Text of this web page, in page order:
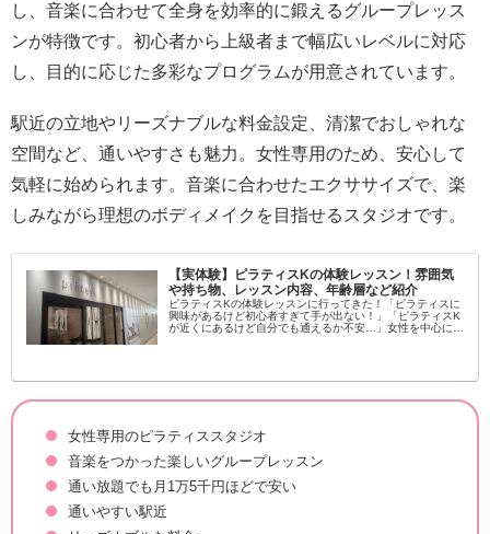
し、音楽に合わせて全身を効率的に鍛えるグループレッス
ンが特徴です。初心者から上級者まで幅広いレベルに対応
し、目的に応じた多彩なプログラムが用意されています。
駅近の立地やリーズナブルな料金設定、清潔でおしゃれな
空間など、通いやすさも魅力。女性専用のため、安心して
気軽に始められます。音楽に合わせたエクササイズで、楽
しみながら理想のボディメイクを目指せるスタジオです。
【実体験】ピラティスKの体験レッスン！雰囲気
や持ち物、レッスン内容、年齢層など紹介
ピラティスKの体験レッスンに行ってきた！「ピラティスに
興味があるけど初心者すぎて手が出ない！」「ピラティスK
が近くにあるけど自分でも通えるか不安…」女性を中心に大
女性専用のピラティススタジオ
音楽をつかった楽しいグループレッスン
通い放題でも月1万5千円ほどで安い
通いやすい駅近